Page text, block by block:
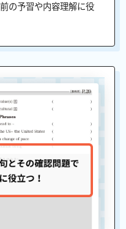
の予習や内容理解に役